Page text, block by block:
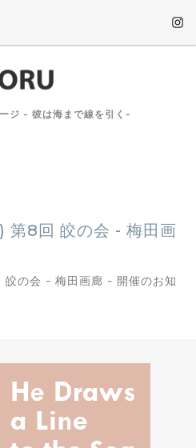
ジ - 彼は海まで線を引く-
第8回 皎の会 - 梅田画
の会 - 梅田画廊 - 開催のお知